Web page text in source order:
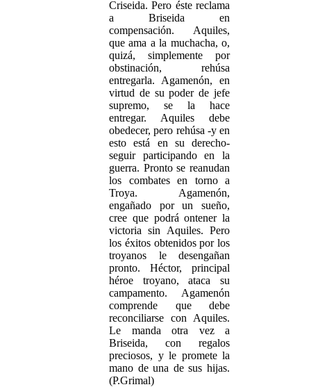
Criseida. Pero éste reclama
a Briseida en
compensación. Aquiles,
que ama a la muchacha, o,
quizá, simplemente por
obstinación, rehúsa
entregarla. Agamenón, en
virtud de su poder de jefe
supremo, se la hace
entregar. Aquiles debe
obedecer, pero rehúsa -y en
esto está en su derecho-
seguir participando en la
guerra. Pronto se reanudan
los combates en torno a
Troya. Agamenón,
engañado por un sueño,
cree que podrá ontener la
victoria sin Aquiles. Pero
los éxitos obtenidos por los
troyanos le desengañan
pronto. Héctor, principal
héroe troyano, ataca su
campamento. Agamenón
comprende que debe
reconciliarse con Aquiles.
Le manda otra vez a
Briseida, con regalos
preciosos, y le promete la
mano de una de sus hijas.
(P.Grimal)